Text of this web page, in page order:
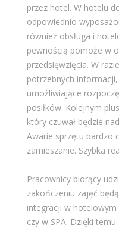
przez hotel. W hotelu
odpowiednio
również obsługa i
pewnością pomoże w
przedsięwzięcia. W
potrzebnych
umożliwiające
posiłków. Kolejnym
który czuwał będzie
Awarie sprzętu bardzo
zamieszanie. Szybka
Pracownicy biorący
zakończeniu zajęć
integracji w hotelowym
czy w SPA. Dzięki